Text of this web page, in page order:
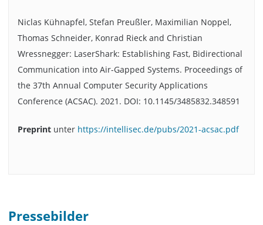
Niclas Kühnapfel, Stefan Preußler, Maximilian Noppel,
Thomas Schneider, Konrad Rieck and Christian
Wressnegger: LaserShark: Establishing Fast, Bidirectional
Communication into Air-Gapped Systems. Proceedings of
the 37th Annual Computer Security Applications
Conference (ACSAC). 2021. DOI: 10.1145/3485832.348591
Preprintunter https://intellisec.de/pubs/2021-acsac.pdf
Pressebilder